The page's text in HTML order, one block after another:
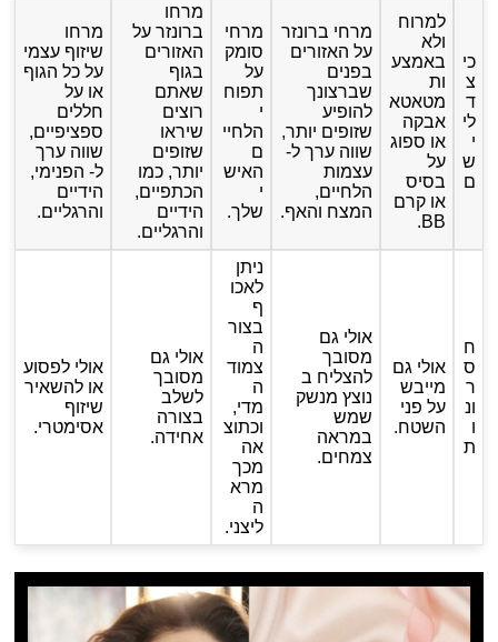
כי
צ
ד
לי
י
ש
ם
למרוח
ולא
באמצע
ות
מטאטא
אבקה
או ספוג
על
בסיס
או קרם
BB.
מרחי ברונזר
על האזורים
בפנים
שברצונך
להופיע
שזופים יותר,
שווה ערך ל-
עצמות
הלחיים,
המצח והאף.
מרחי
סומק
על
תפוח
י
הלחיי
ם
האיש
י
שלך.
מרחו
ברונזר על
האזורים
בגוף
שאתם
רוצים
שיראו
שזופים
יותר, כמו
הכתפיים,
הידיים
והרגליים.
מרחו
שיזוף עצמי
על כל הגוף
או על
חללים
ספציפיים,
שווה ערך
ל- הפנימי,
הידיים
והרגליים.
ח
ס
ר
ונ
ו
ת
אולי גם
מייבש
על פני
השטח.
אולי גם
מסובך
להצליח ב
נוצץ מנשק
שמש
במראה
צמחים.
ניתן
לאכו
ף
בצור
ה
צמוד
ה
מדי,
וכתוצ
אה
מכך
מרא
ה
ליצני.
אולי גם
מסובך
לשלב
בצורה
אחידה.
אולי לפסוע
או להשאיר
שיזוף
אסימטרי.